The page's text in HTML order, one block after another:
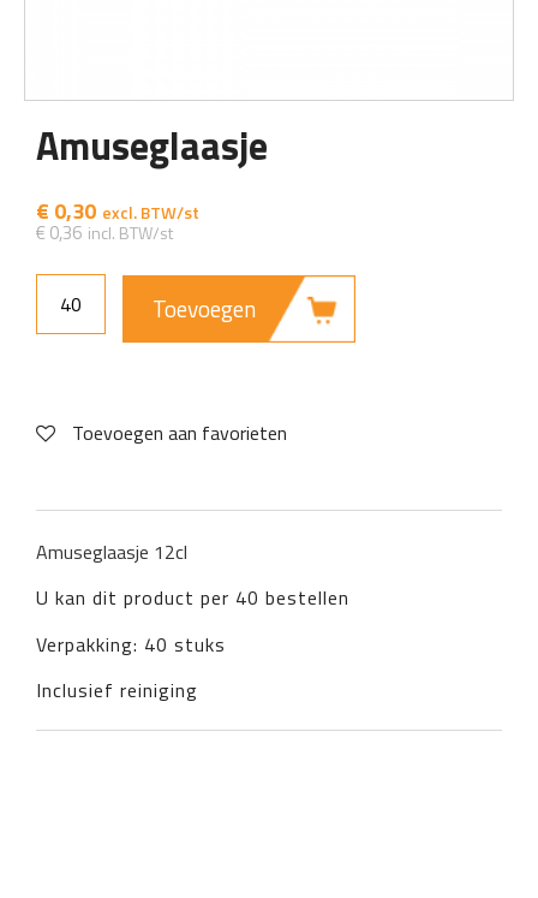
Amuseglaasje
€ 0,30
€ 0,36
Toevoegen
Toevoegen aan favorieten
Amuseglaasje 12cl
U kan dit product per 40 bestellen
Verpakking: 40 stuks
Inclusief reiniging